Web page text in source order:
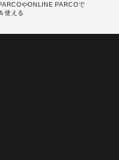
やONLINE PARCOで
使える